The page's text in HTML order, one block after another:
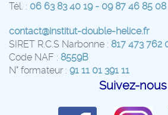
Tél. : 06 63 83 40 19 - 09 87 46 85 08
contact@institut-double-helice.fr
SIRET R.C.S Narbonne : 817 473 762
Code NAF : 8559B
N° formateur : 91 11 01 391 11
Suivez-nous